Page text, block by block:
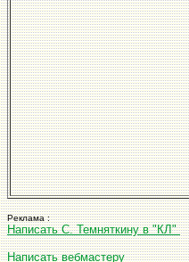
Реклама :
Написать С. Темняткину в "КЛ"
Написать вебмастеру